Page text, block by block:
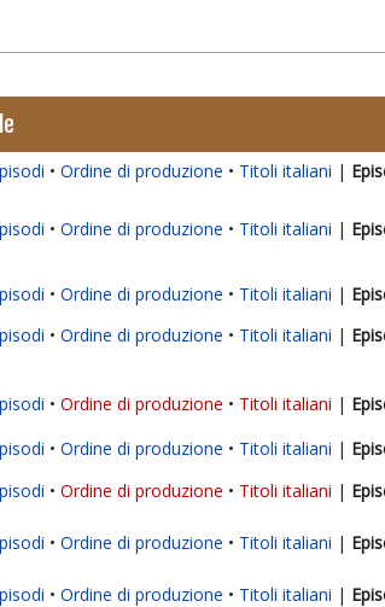
Ordine di produzione Titoli italiani |
Ordine di produzione Titoli italiani |
Ordine di produzione Titoli italiani |
Ordine di produzione Titoli italiani |
Ordine di produzione Titoli italiani |
Ordine di produzione Titoli italiani |
Ordine di produzione Titoli italiani |
Ordine di produzione Titoli italiani |
Ordine di produzione Titoli italiani |